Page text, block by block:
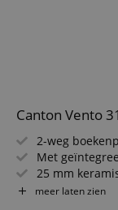
Canton Vento
2-weg
Met
25 mm
Krachtige
Bassreflex-
meer laten zien